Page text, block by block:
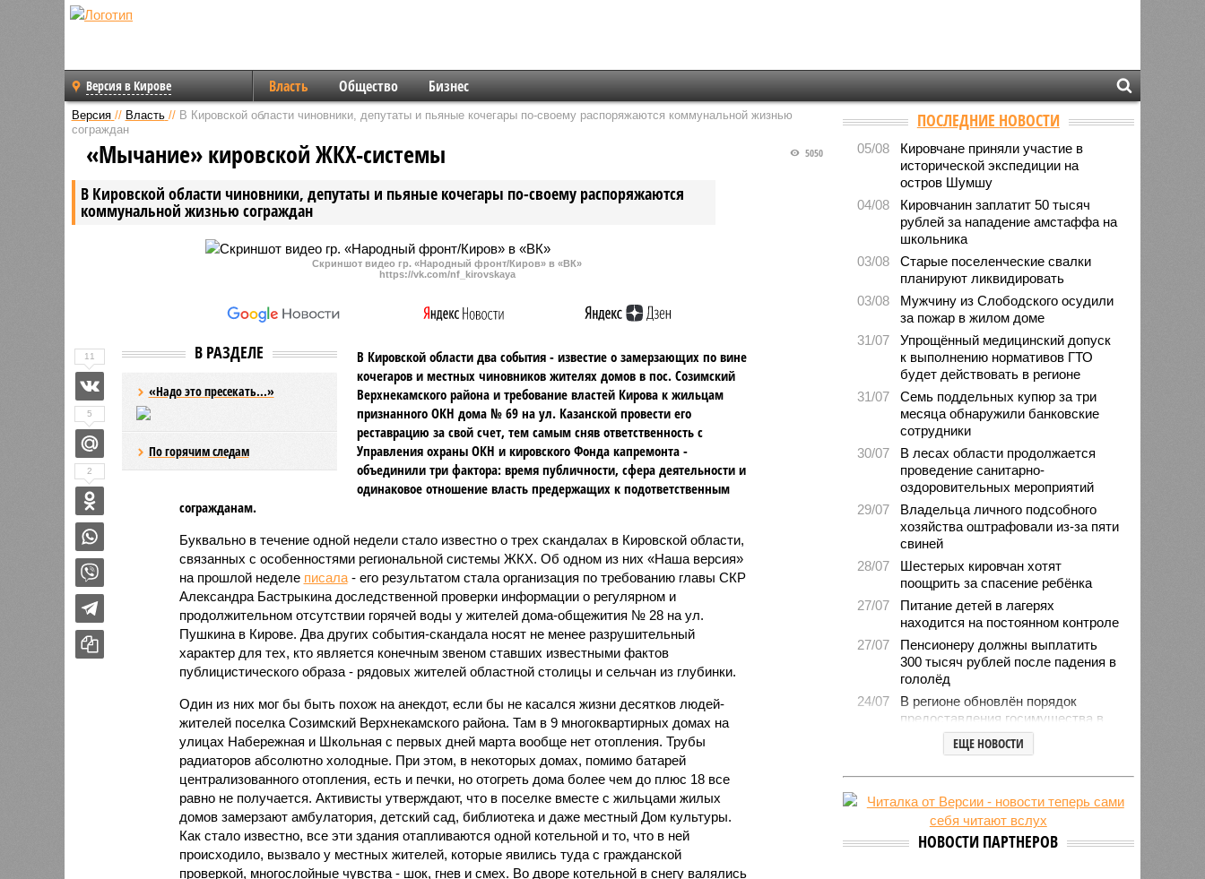
Версия в Кирове Власть Общество Бизнес
Версия // Власть // В Кировской области чиновники, депутаты и пьяные кочегары по-своему распоряжаются коммунальной жизнью
сограждан
В Кировской области чиновники, депутаты и пьяные кочегары по-своему распоряжаются
коммунальной жизнью сограждан
5050
«Мычание» кировской ЖКХ-системы
Скриншот видео гр. «Народный фронт/Киров» в «ВК»
https://vk.com/nf_kirovskaya
В РАЗДЕЛЕ
«Надо это пресекать...»
По горячим следам
В Кировской области два события - известие о замерзающих по вине
кочегаров и местных чиновников жителях домов в пос. Созимский
Верхнекамского района и требование властей Кирова к жильцам
признанного ОКН дома № 69 на ул. Казанской провести его
реставрацию за свой счет, тем самым сняв ответственность с
Управления охраны ОКН и кировского Фонда капремонта -
объединили три фактора: время публичности, сфера деятельности и
одинаковое отношение власть предержащих к подответственным
согражданам.
Буквально в течение одной недели стало известно о трех скандалах в Кировской области,
связанных с особенностями региональной системы ЖКХ. Об одном из них «Наша версия»
на прошлой неделе писала- его результатом стала организация по требованию главы СКР
Александра Бастрыкина доследственной проверки информации о регулярном и
продолжительном отсутствии горячей воды у жителей дома-общежития № 28 на ул.
Пушкина в Кирове. Два других события-скандала носят не менее разрушительный
характер для тех, кто является конечным звеном ставших известными фактов
публицистического образа - рядовых жителей областной столицы и сельчан из глубинки.
Один из них мог бы быть похож на анекдот, если бы не касался жизни десятков людей-
жителей поселка Созимский Верхнекамского района. Там в 9 многоквартирных домах на
улицах Набережная и Школьная с первых дней марта вообще нет отопления. Трубы
радиаторов абсолютно холодные. При этом, в некоторых домах, помимо батарей
централизованного отопления, есть и печки, но отогреть дома более чем до плюс 18 все
равно не получается. Активисты утверждают, что в поселке вместе с жильцами жилых
домов замерзают амбулатория, детский сад, библиотека и даже местный Дом культуры.
Как стало известно, все эти здания отапливаются одной котельной и то, что в ней
происходило, вызвало у местных жителей, которые явились туда с гражданской
проверкой, многослойные чувства - шок, гнев и смех. Во дворе котельной в снегу валялись
11
5
2
ПОСЛЕДНИЕ НОВОСТИ
05/08
Кировчане приняли участие в
исторической экспедиции на
остров Шумшу
04/08
Кировчанин заплатит 50 тысяч
рублей за нападение амстаффа на
школьника
03/08
Старые поселенческие свалки
планируют ликвидировать
03/08
Мужчину из Слободского осудили
за пожар в жилом доме
31/07
Упрощённый медицинский допуск
к выполнению нормативов ГТО
будет действовать в регионе
31/07
Семь поддельных купюр за три
месяца обнаружили банковские
сотрудники
30/07
В лесах области продолжается
проведение санитарно-
оздоровительных мероприятий
29/07
Владельца личного подсобного
хозяйства оштрафовали из-за пяти
свиней
28/07
Шестерых кировчан хотят
поощрить за спасение ребёнка
27/07
Питание детей в лагерях
находится на постоянном контроле
27/07
Пенсионеру должны выплатить
300 тысяч рублей после падения в
гололёд
24/07
В регионе обновлён порядок
предоставления госимущества в
аренду
Гострудинспекция выявила
нарушения после несчастного
Режим работы местных детских
садов собираются продлить
ЕЩЕ НОВОСТИ
НОВОСТИ ПАРТНЕРОВ